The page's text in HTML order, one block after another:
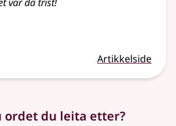
Artikkelside
ordet du leita etter?